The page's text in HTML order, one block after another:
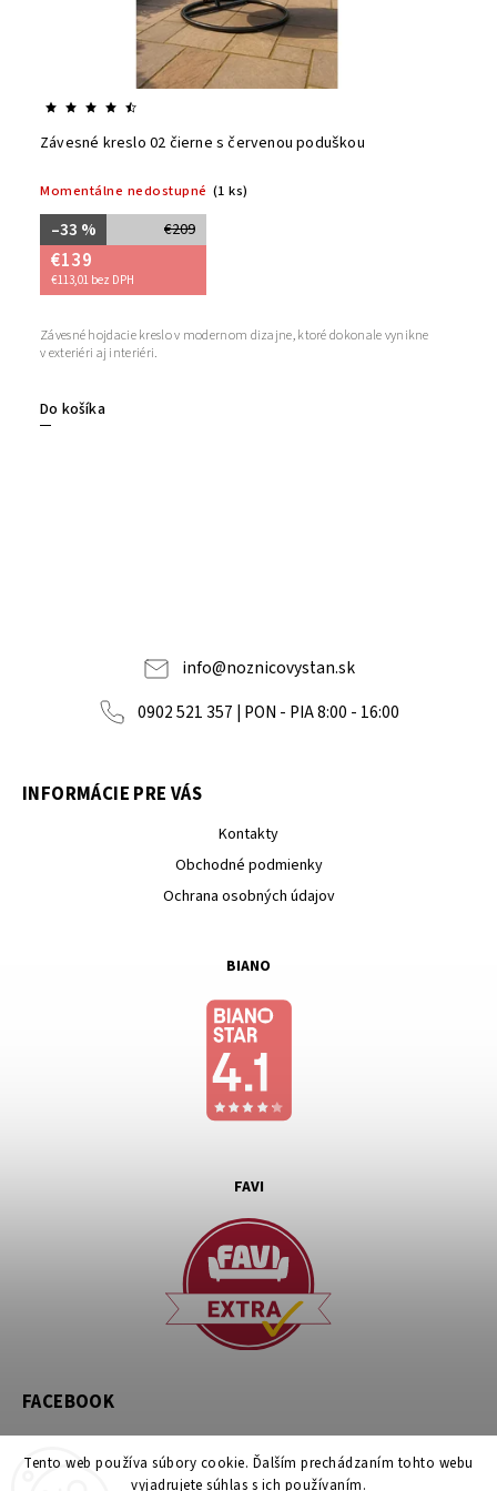
Tento web používa súbory cookie. Ďalším prechádzaním tohto webu
vyjadrujete súhlas s ich používaním.
Závesné kreslo 02 čierne s červenou poduškou
Momentálne nedostupné (1 ks)
€209
–33 %
€139
€113,01 bez DPH
Do košíka
Závesné hojdacie kreslo v modernom dizajne, ktoré dokonale vynikne
v exteriéri aj interiéri.
info@noznicovystan.sk
0902 521 357 | PON - PIA 8:00 - 16:00
INFORMÁCIE PRE VÁS
Kontakty
Obchodné podmienky
Ochrana osobných údajov
BIANO
FAVI
FACEBOOK